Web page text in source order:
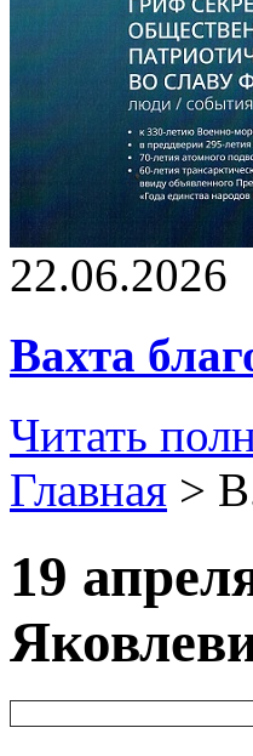
22.06.2026
Вахта
Читать
Главная >
19